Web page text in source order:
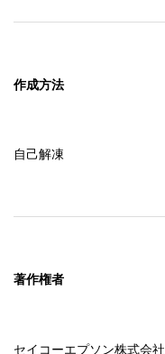
作成方法
自己解凍
著作権者
セイコーエプソン株式会社